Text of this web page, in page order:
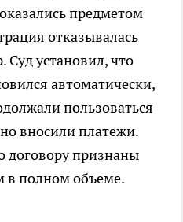
предметом
отказывалась
Суд установил, что
автоматически,
пользоваться
вносили платежи.
договору признаны
полном объеме.